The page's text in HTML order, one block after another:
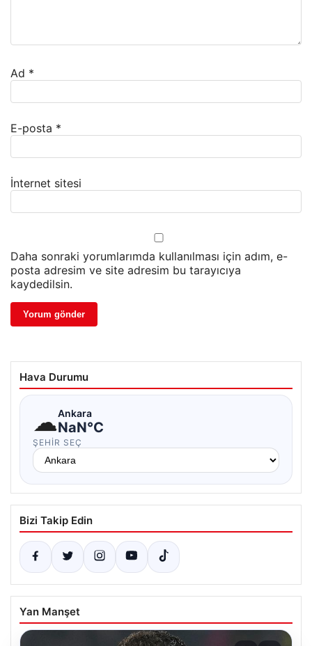
Ad *
E-posta *
İnternet sitesi
Daha sonraki yorumlarımda kullanılması için adım, e-
posta adresim ve site adresim bu tarayıcıya
kaydedilsin.
Hava Durumu
☁Ankara
NaN°C
ŞEHIR SEÇ
Bizi Takip Edin
Yan Manşet